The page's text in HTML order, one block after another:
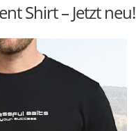
Shirt – Jetzt neu!